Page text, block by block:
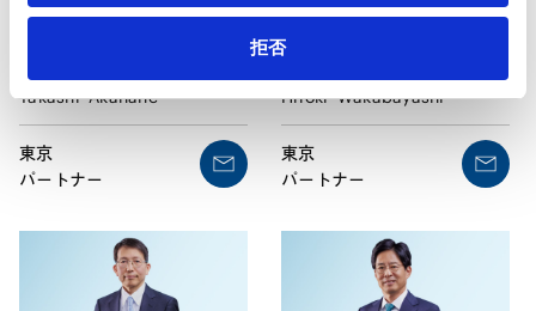
拒否
Takashi Akahane
東京
パートナー
Hiroki Wakabayashi
東京
パートナー